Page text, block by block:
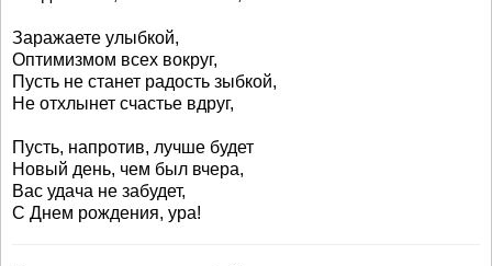
Заражаете улыбкой,
Оптимизмом всех вокруг,
Пусть не станет радость зыбкой,
Не отхлынет счастье вдруг,
Пусть, напротив, лучше будет
Новый день, чем был вчера,
Вас удача не забудет,
С Днем рождения, ура!